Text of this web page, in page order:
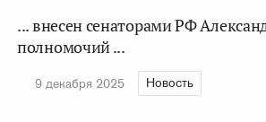
... внесен сенаторами РФ
полномочий ...
9 декабря 2025 Новость